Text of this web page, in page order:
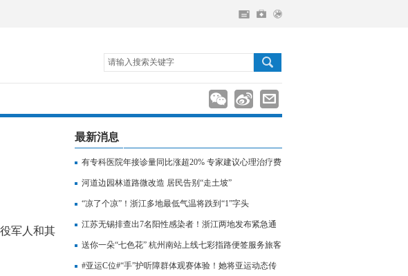
请输入搜索关键字
军人和其
最新消息
有专科医院年接诊量同比涨超20% 专家建议心理治疗费
用纳入医保
河道边园林道路微改造 居民告别“走土坡”
“凉了个凉”！浙江多地最低气温将跌到“1”字头
江苏无锡排查出7名阳性感染者！浙江两地发布紧急通
知，相关人员请立即报备
送你一朵“七色花” 杭州南站上线七彩指路便签服务旅客
出行
#亚运C位#“手”护听障群体观赛体验！她将亚运动态传